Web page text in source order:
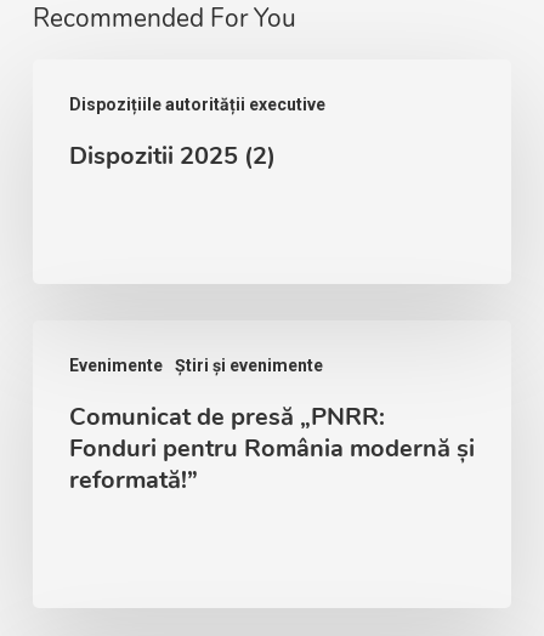
Recommended For You
Dispozițiile autorității executive
Dispozitii 2025 (2)
Evenimente Știri și evenimente
Comunicat de presă „PNRR:
Fonduri pentru România modernă și
reformată!”